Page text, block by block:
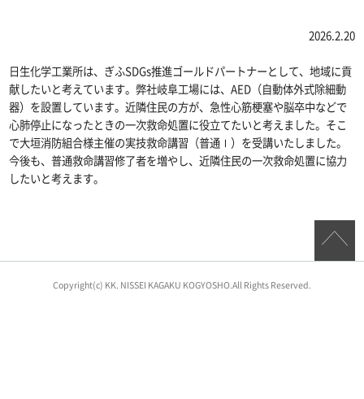
2026.2.20
日生化学工業所は、ぎふSDGs推進ゴールドパートナーとして、地域に貢
献したいと考えています。弊社岐阜工場には、AED（自動体外式除細動
器）を設置しています。近隣住民の方が、急性心筋梗塞や脳卒中などで
心肺停止になったときの一次救命処置に役立てたいと考えました。そこ
で大垣消防組合様主催の実技救命講習（普通Ⅰ）を受講いたしました。
今後も、普通救命講習修了者を増やし、近隣住民の一次救命処置に協力
したいと考えます。
Copyright(c) KK. NISSEI KAGAKU KOGYOSHO.All Rights Reserved.